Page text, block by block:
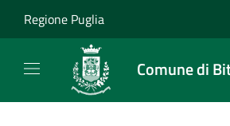
Regione Puglia
Comune di